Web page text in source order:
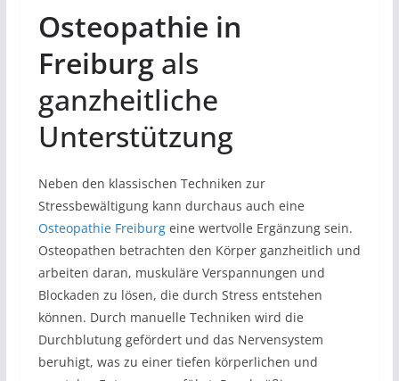
Osteopathie in
Freiburgals
ganzheitliche
Unterstützung
Neben den klassischen Techniken zur
Stressbewältigung kann durchaus auch eine
Osteopathie Freiburgeine wertvolle Ergänzung sein.
Osteopathen betrachten den Körper ganzheitlich und
arbeiten daran, muskuläre Verspannungen und
Blockaden zu lösen, die durch Stress entstehen
können. Durch manuelle Techniken wird die
Durchblutung gefördert und das Nervensystem
beruhigt, was zu einer tiefen körperlichen und